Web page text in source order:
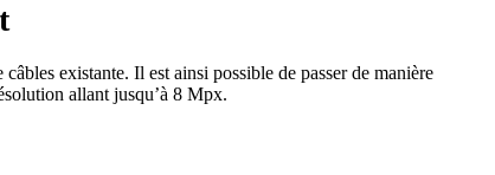
existante. Il est ainsi possible de passer de manière
allant jusqu’à 8 Mpx.